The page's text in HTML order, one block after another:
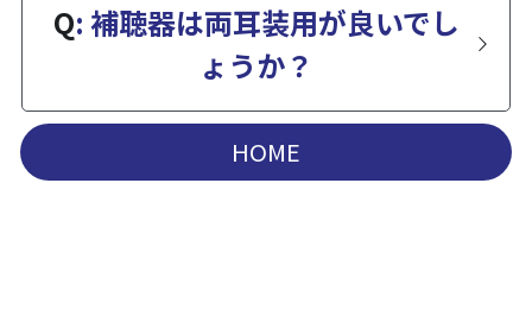
Q: 補聴器は両耳装用が良いでし
ょうか？
HOME